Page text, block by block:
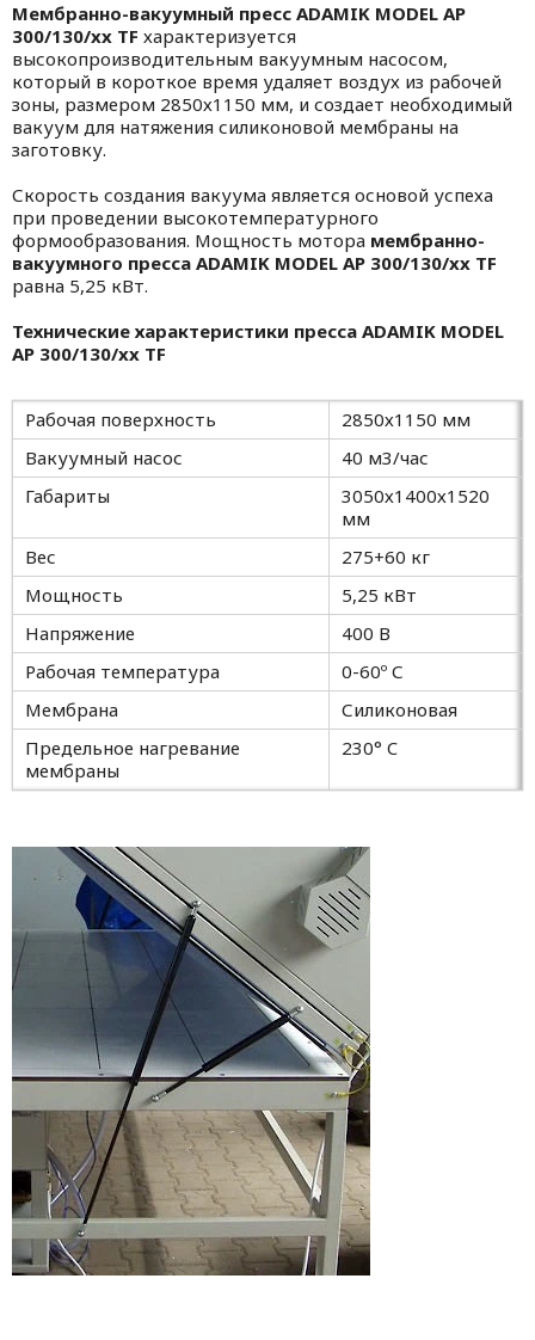
Мембранно-вакуумный пресс ADAMIK MODEL AP
300/130/xx TF характеризуется
высокопроизводительным вакуумным насосом,
который в короткое время удаляет воздух из рабочей
зоны, размером 2850х1150 мм, и создает необходимый
вакуум для натяжения силиконовой мембраны на
заготовку.
Скорость создания вакуума является основой успеха
при проведении высокотемпературного
формообразования. Мощность мотора мембранно-
вакуумного пресса ADAMIK MODEL AP 300/130/xx TF
равна 5,25 кВт.
Технические характеристики пресса ADAMIK MODEL
AP 300/130/xx TF
Рабочая поверхность
2850х1150 мм
Вакуумный насос
40 м3/час
Габариты
3050х1400х1520
мм
Вес
275+60 кг
Мощность
5,25 кВт
Напряжение
400 В
Рабочая температура
0-60º С
Мембрана
Силиконовая
Предельное нагревание
мембраны
230° C